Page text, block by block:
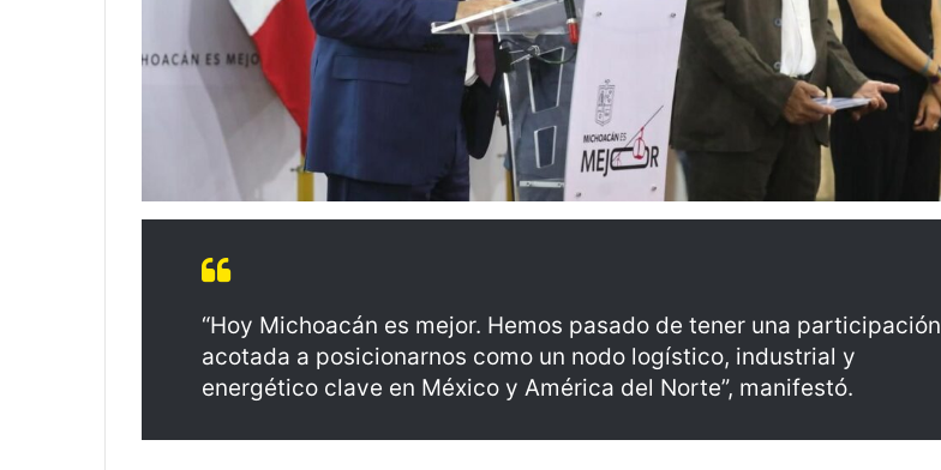
“Hoy Michoacán es mejor. Hemos pasado de tener una participación
acotada a posicionarnos como un nodo logístico, industrial y
energético clave en México y América del Norte”, manifestó.